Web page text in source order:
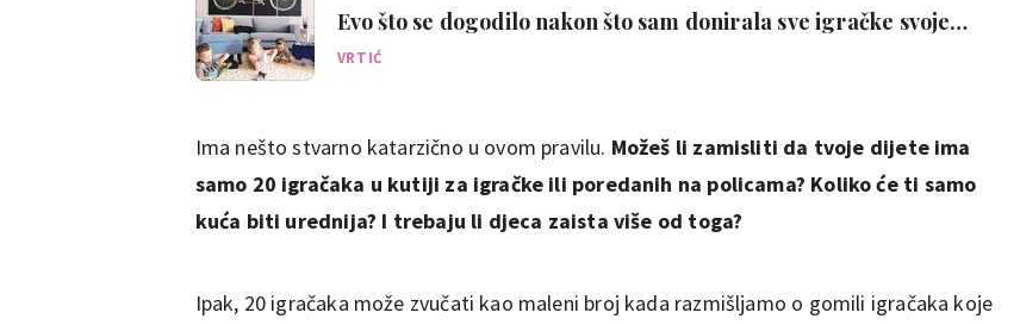
Evo što se dogodilo nakon što sam donirala sve igračke svoje
četvero djece
VRTIĆ
Ima nešto stvarno katarzično u ovom pravilu. Možeš li zamisliti da tvoje dijete ima
samo 20 igračaka u kutiji za igračke ili poredanih na policama? Koliko će ti samo
kuća biti urednija? I trebaju li djeca zaista više od toga?
Ipak, 20 igračaka može zvučati kao maleni broj kada razmišljamo o gomili igračaka koje